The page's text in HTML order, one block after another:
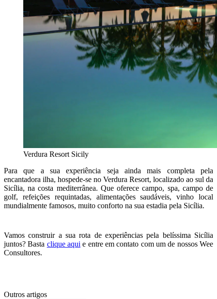
Verdura Resort Sicily
Para que a sua experiência seja ainda mais completa pela
encantadora ilha, hospede-se no Verdura Resort, localizado ao sul da
Sicília, na costa mediterrânea. Que oferece campo, spa, campo de
golf, refeições requintadas, alimentações saudáveis, vinho local
mundialmente famosos, muito conforto na sua estadia pela Sicília.
Vamos construir a sua rota de experiências pela belíssima Sicília
juntos? Basta clique aqui e entre em contato com um de nossos Wee
Consultores.
Outros artigos